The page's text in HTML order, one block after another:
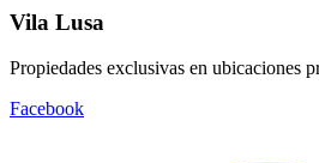
Vila Lusa
Propiedades exclusivas en ubicaciones
Facebook